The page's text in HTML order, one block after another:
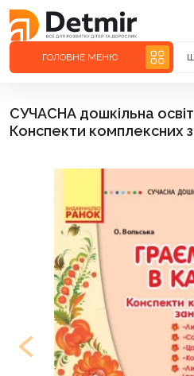
ГОЛОВНЕ МЕНЮ
СУЧАСНА дошкільна
Конспекти комплексних